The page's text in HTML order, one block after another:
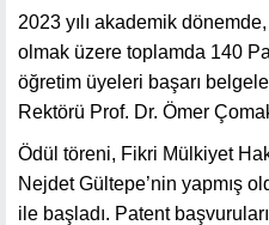
2023 yılı akademik
olmak üzere toplamda 140
öğretim üyeleri başarı
Rektörü Prof. Dr. Ömer
Ödül töreni, Fikri Mülkiyet
Nejdet Gültepe’nin yapmış
ile başladı. Patent